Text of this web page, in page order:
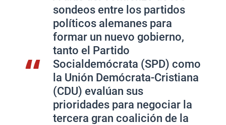
sondeos entre los partidos
políticos alemanes para
formar un nuevo gobierno,
tanto el Partido
Socialdemócrata (SPD) como
la Unión Demócrata-Cristiana
(CDU) evalúan sus
prioridades para negociar la
tercera gran coalición de la